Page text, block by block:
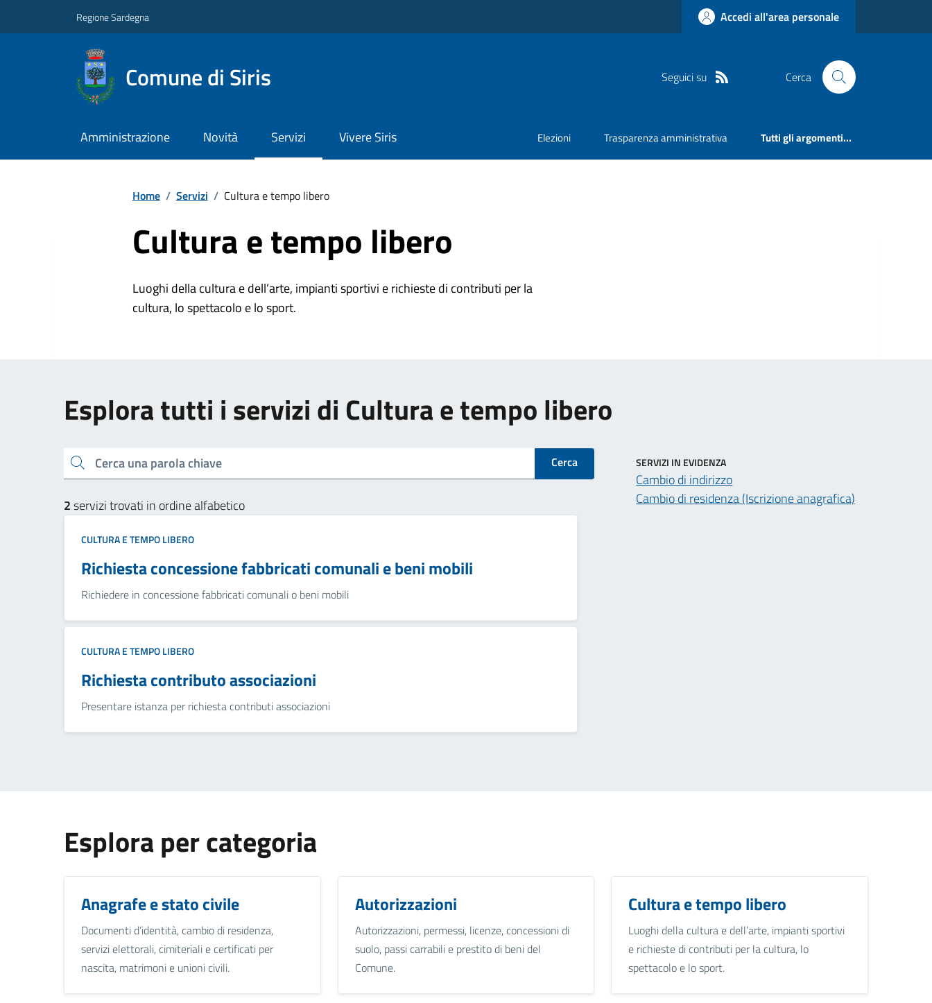
Regione Sardegna Accedi all'area personale
Comune di Siris Seguici su Cerca
Amministrazione Novità Servizi Vivere Siris Elezioni Trasparenza amministrativa Tutti gli argomenti...
Home / Servizi / Cultura e tempo libero
Cultura e tempo libero
Luoghi della cultura e dell’arte, impianti sportivi e richieste di contributi per la
cultura, lo spettacolo e lo sport.
Esplora tutti i servizi di Cultura e tempo libero
Cerca una parola chiave Cerca
2servizi trovati in ordine alfabetico
CULTURA E TEMPO LIBERO
Richiesta concessione fabbricati comunali e beni mobili
Richiedere in concessione fabbricati comunali o beni mobili
CULTURA E TEMPO LIBERO
Richiesta contributo associazioni
Presentare istanza per richiesta contributi associazioni
SERVIZI IN EVIDENZA
Cambio di indirizzo
Cambio di residenza (Iscrizione anagrafica)
Esplora per categoria
Anagrafe e stato civile
Documenti d’identità, cambio di residenza,
servizi elettorali, cimiteriali e certificati per
nascita, matrimoni e unioni civili.
Autorizzazioni
Autorizzazioni, permessi, licenze, concessioni di
suolo, passi carrabili e prestito di beni del
Comune.
Cultura e tempo libero
Luoghi della cultura e dell’arte, impianti sportivi
e richieste di contributi per la cultura, lo
spettacolo e lo sport.